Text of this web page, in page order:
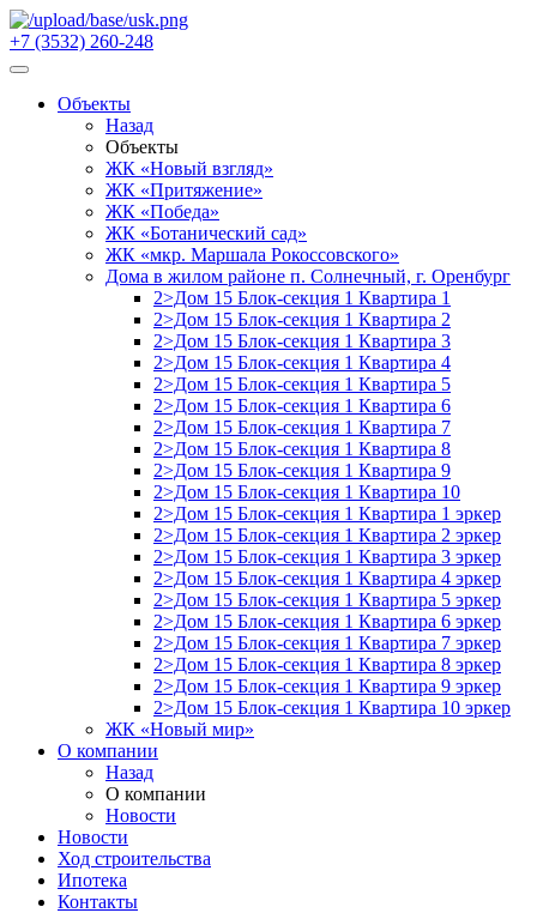
+7 (3532) 260-248
Объекты
Назад
Объекты
ЖК «Новый взгляд»
ЖК «Притяжение»
ЖК «Победа»
ЖК «Ботанический сад»
ЖК «мкр. Маршала Рокоссовского»
Дома в жилом районе п. Солнечный, г. Оренбург
2>Дом 15 Блок-секция 1 Квартира 1
2>Дом 15 Блок-секция 1 Квартира 2
2>Дом 15 Блок-секция 1 Квартира 3
2>Дом 15 Блок-секция 1 Квартира 4
2>Дом 15 Блок-секция 1 Квартира 5
2>Дом 15 Блок-секция 1 Квартира 6
2>Дом 15 Блок-секция 1 Квартира 7
2>Дом 15 Блок-секция 1 Квартира 8
2>Дом 15 Блок-секция 1 Квартира 9
2>Дом 15 Блок-секция 1 Квартира 10
2>Дом 15 Блок-секция 1 Квартира 1 эркер
2>Дом 15 Блок-секция 1 Квартира 2 эркер
2>Дом 15 Блок-секция 1 Квартира 3 эркер
2>Дом 15 Блок-секция 1 Квартира 4 эркер
2>Дом 15 Блок-секция 1 Квартира 5 эркер
2>Дом 15 Блок-секция 1 Квартира 6 эркер
2>Дом 15 Блок-секция 1 Квартира 7 эркер
2>Дом 15 Блок-секция 1 Квартира 8 эркер
2>Дом 15 Блок-секция 1 Квартира 9 эркер
2>Дом 15 Блок-секция 1 Квартира 10 эркер
ЖК «Новый мир»
О компании
Назад
О компании
Новости
Новости
Ход строительства
Ипотека
Контакты